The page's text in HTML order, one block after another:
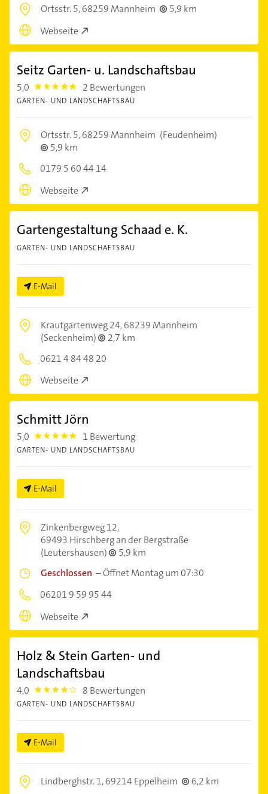
Ortsstr. 5,68259 Mannheim
5,9 km
Webseite
Seitz Garten- u. Landschaftsbau
5,0 5.0 2 Bewertungen
GARTEN- UND LANDSCHAFTSBAU
Ortsstr. 5,68259 Mannheim (Feudenheim)
5,9 km
0179 5 60 44 14
Webseite
Gartengestaltung Schaad e. K.
GARTEN- UND LANDSCHAFTSBAU
E-Mail
Krautgartenweg 24,68239 Mannheim
(Seckenheim)
2,7 km
0621 4 84 48 20
Webseite
Schmitt Jörn
5,0 5.0 1 Bewertung
GARTEN- UND LANDSCHAFTSBAU
E-Mail
Zinkenbergweg 12,
69493 Hirschberg an der Bergstraße
(Leutershausen)
5,9 km
Geschlossen –Öffnet Montag um 07:30
06201 9 59 95 44
Webseite
Holz & Stein Garten- und
Landschaftsbau
4,0 4.0 8 Bewertungen
GARTEN- UND LANDSCHAFTSBAU
E-Mail
Lindberghstr. 1,69214 Eppelheim
6,2 km